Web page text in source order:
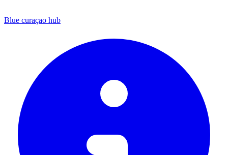
Blue curaçao hub